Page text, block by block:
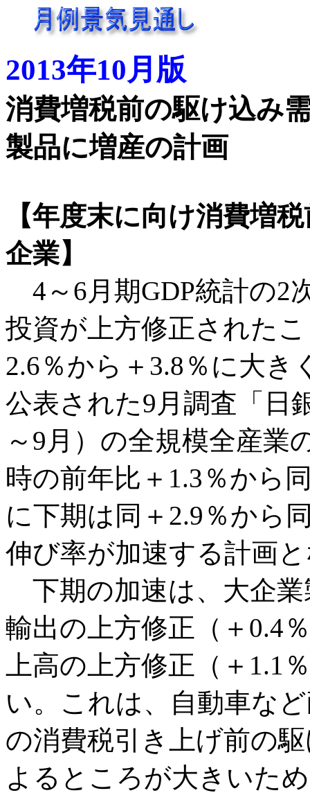
2013年10月版
消費増税前の駆け込み
製品に増産の計画
【年度末に向け消費増
企業】
4～6月期GDP統計の2
投資が上方修正された
2.6％から＋3.8％に大
公表された9月調査「日
～9月）の全規模全産業
時の前年比＋1.3％から
に下期は同＋2.9％から
伸び率が加速する計画
下期の加速は、大企業
輸出の上方修正（＋0.4
上高の上方修正（＋1.1
い。これは、自動車な
の消費税引き上げ前の
よるところが大きいた